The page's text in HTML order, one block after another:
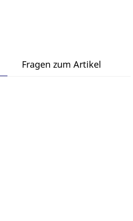
Fragen zum Artikel